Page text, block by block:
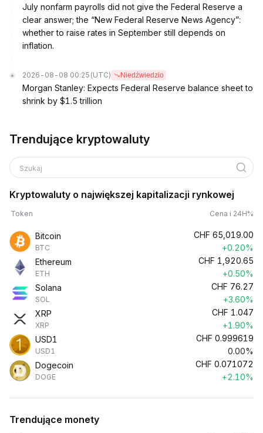
July nonfarm payrolls did not give the Federal Reserve a
clear answer; the “New Federal Reserve News Agency”:
whether to raise rates in September still depends on
inflation.
2026-08-08 00:25 (UTC) Niedźwiedzio
Morgan Stanley: Expects Federal Reserve balance sheet to
shrink by $1.5 trillion
Trendujące kryptowaluty
Szukaj
Kryptowaluty o największej kapitalizacji rynkowej
Token Cena i 24H%
Bitcoin
BTC
CHF 65,019.00
+0.20%
Ethereum
ETH
CHF 1,920.65
+0.50%
Solana
SOL
CHF 76.27
+3.60%
XRP
XRP
CHF 1.047
+1.90%
USD1
USD1
CHF 0.999619
0.00%
Dogecoin
DOGE
CHF 0.071072
+2.10%
Trendujące monety